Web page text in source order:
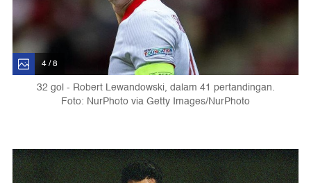
4 / 8
32 gol - Robert Lewandowski, dalam 41 pertandingan.
Foto: NurPhoto via Getty Images/NurPhoto